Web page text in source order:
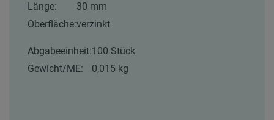
Länge:
30 mm
Oberfläche:verzinkt
Abgabeeinheit:100 Stück
Gewicht/ME:
0,015 kg